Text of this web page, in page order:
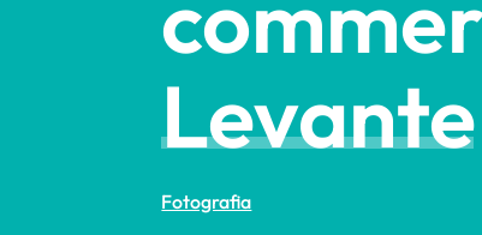
Levante
Fotografia